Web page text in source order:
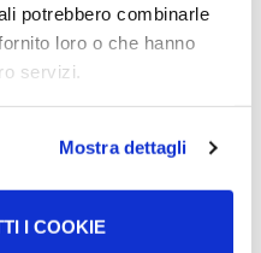
potrebbero combinarle
loro o che hanno
servizi.
Mostra dettagli
I COOKIE
Digitale, è un sistema
con vari uffici della…